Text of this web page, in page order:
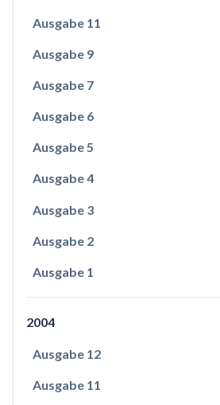
Ausgabe 11
Ausgabe 9
Ausgabe 7
Ausgabe 6
Ausgabe 5
Ausgabe 4
Ausgabe 3
Ausgabe 2
Ausgabe 1
2004
Ausgabe 12
Ausgabe 11